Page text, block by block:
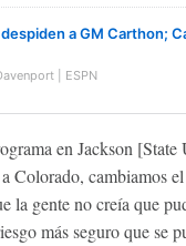
a GM Carthon;
| ESPN
en Jackson
Colorado, cambiamos
la gente no creía que
más seguro que se